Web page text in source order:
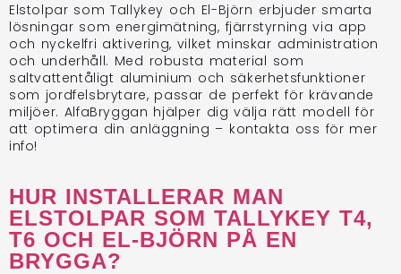
Elstolpar som Tallykey och El-Björn erbjuder smarta
lösningar som energimätning, fjärrstyrning via app
och nyckelfri aktivering, vilket minskar administration
och underhåll. Med robusta material som
saltvattentåligt aluminium och säkerhetsfunktioner
som jordfelsbrytare, passar de perfekt för krävande
miljöer. AlfaBryggan hjälper dig välja rätt modell för
att optimera din anläggning – kontakta oss för mer
info!
HUR INSTALLERAR MAN
ELSTOLPAR SOM TALLYKEY T4,
T6 OCH EL-BJÖRN PÅ EN
BRYGGA?